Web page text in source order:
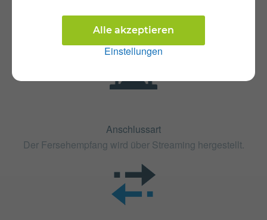
Einstellungen
Alle akzeptieren
Anschlussart
Der Fersehempfang wird über Streaming hergestellt.